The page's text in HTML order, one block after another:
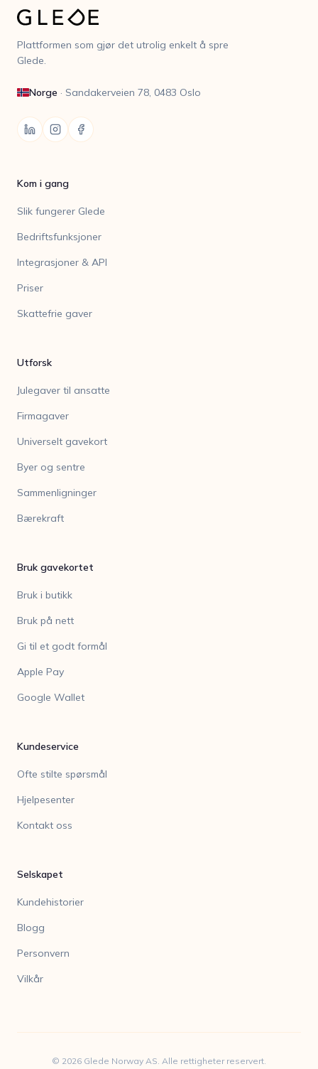
Plattformen som gjør det utrolig enkelt å spre
Glede.
Norge · Sandakerveien 78, 0483 Oslo
Kom i gang
Slik fungerer Glede
Bedriftsfunksjoner
Integrasjoner & API
Priser
Skattefrie gaver
Utforsk
Julegaver til ansatte
Firmagaver
Universelt gavekort
Byer og sentre
Sammenligninger
Bærekraft
Bruk gavekortet
Bruk i butikk
Bruk på nett
Gi til et godt formål
Apple Pay
Google Wallet
Kundeservice
Ofte stilte spørsmål
Hjelpesenter
Kontakt oss
Selskapet
Kundehistorier
Blogg
Personvern
Vilkår
© 2026 Glede Norway AS. Alle rettigheter reservert.